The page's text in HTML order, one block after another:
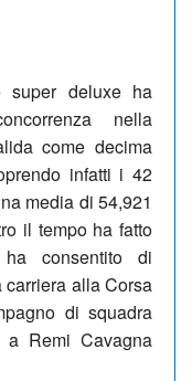
deluxe ha
nella
come decima
infatti i 42
media di 54,921
il tempo ha fatto
consentito di
carriera alla Corsa
di squadra
Remi Cavagna